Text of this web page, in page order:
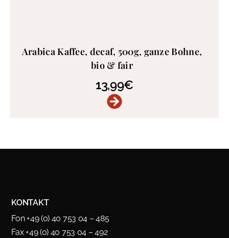
Arabica Kaffee, decaf, 500g, ganze Bohne,
bio & fair
13,99€
KONTAKT
Fon +49 (0) 40 753 04 – 485
Fax +49 (0) 40 753 04 – 492